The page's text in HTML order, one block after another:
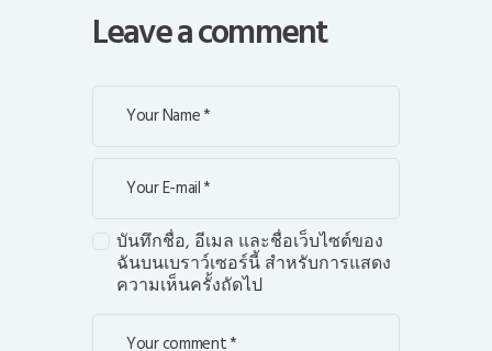
Leave a comment
บันทึกชื่อ, อีเมล และชื่อเว็บไซต์ของ
ฉันบนเบราว์เซอร์นี้ สำหรับการแสดง
ความเห็นครั้งถัดไป